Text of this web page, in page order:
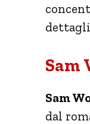
dettagli
Sam
Sam
dal